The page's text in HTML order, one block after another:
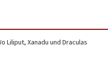
Liliput, Xanadu und Draculas